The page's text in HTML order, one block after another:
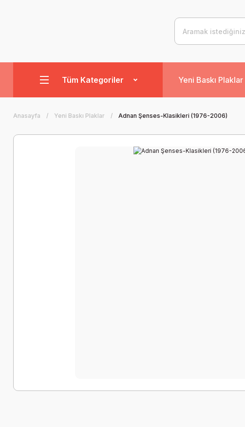
Tüm Kategoriler Yeni Baskı Plaklar
Anasayfa Yeni Baskı Plaklar Adnan Şenses-Klasikleri (1976-2006)